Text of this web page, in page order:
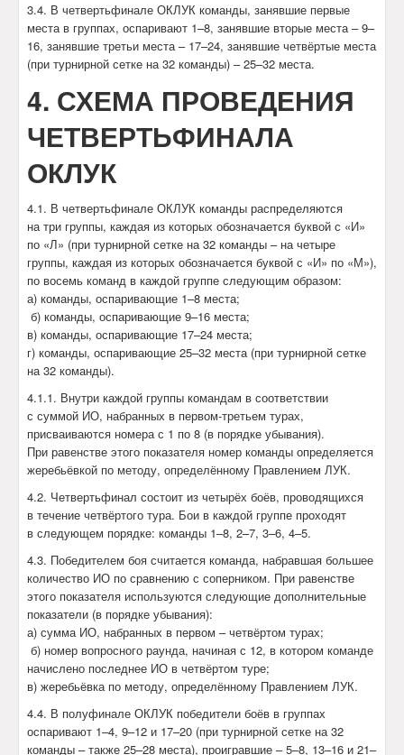
3.4. В четвертьфинале ОКЛУК команды, занявшие первые
места в группах, оспаривают 1–8, занявшие вторые места – 9–
16, занявшие третьи места – 17–24, занявшие четвёртые места
(при турнирной сетке на 32 команды) – 25–32 места.
4. СХЕМА ПРОВЕДЕНИЯ
ЧЕТВЕРТЬФИНАЛА
ОКЛУК
4.1. В четвертьфинале ОКЛУК команды распределяются
на три группы, каждая из которых обозначается буквой с «И»
по «Л» (при турнирной сетке на 32 команды – на четыре
группы, каждая из которых обозначается буквой с «И» по «М»),
по восемь команд в каждой группе следующим образом:
а) команды, оспаривающие 1–8 места;
б) команды, оспаривающие 9–16 места;
в) команды, оспаривающие 17–24 места;
г) команды, оспаривающие 25–32 места (при турнирной сетке
на 32 команды).
4.1.1. Внутри каждой группы командам в соответствии
с суммой ИО, набранных в первом-третьем турах,
присваиваются номера с 1 по 8 (в порядке убывания).
При равенстве этого показателя номер команды определяется
жеребьёвкой по методу, определённому Правлением ЛУК.
4.2. Четвертьфинал состоит из четырёх боёв, проводящихся
в течение четвёртого тура. Бои в каждой группе проходят
в следующем порядке: команды 1–8, 2–7, 3–6, 4–5.
4.3. Победителем боя считается команда, набравшая большее
количество ИО по сравнению с соперником. При равенстве
этого показателя используются следующие дополнительные
показатели (в порядке убывания):
а) сумма ИО, набранных в первом – четвёртом турах;
б) номер вопросного раунда, начиная с 12, в котором команде
начислено последнее ИО в четвёртом туре;
в) жеребьёвка по методу, определённому Правлением ЛУК.
4.4. В полуфинале ОКЛУК победители боёв в группах
оспаривают 1–4, 9–12 и 17–20 (при турнирной сетке на 32
команды – также 25–28 места), проигравшие – 5–8, 13–16 и 21–